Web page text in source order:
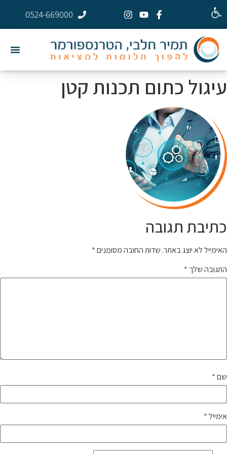
פתח סרגל נגישות
0524-669000
עיגול כתום תכנות קטן
כתיבת תגובה
האימייל לא יוצג באתר. שדות החובה מסומנים*
התגובה שלך *
שם*
אימייל*